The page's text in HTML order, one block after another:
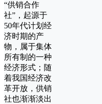
“供销合作
社”，起源于
50年代计划经
济时期的产
物，属于集体
所有制的一种
经济形式；随
着我国经济改
革开放，供销
社也渐渐淡出